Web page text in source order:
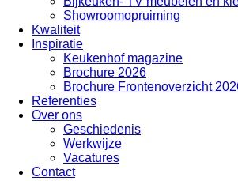
Showroomopruiming
Kwaliteit
Inspiratie
Keukenhof magazine
Brochure 2026
Brochure Frontenoverzicht
Referenties
Over ons
Geschiedenis
Werkwijze
Vacatures
Contact